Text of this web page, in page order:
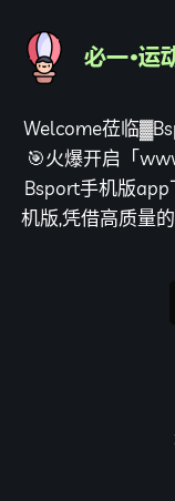
Welcome莅临
🎯火爆开启「
Bsport手机版
机版,凭借高质量